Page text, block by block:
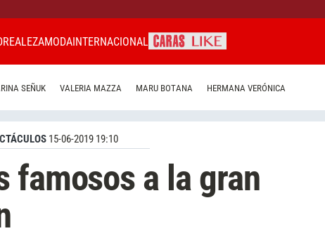
REALEZAMODAINTERNACIONAL
SEÑUK VALERIA MAZZA MARU BOTANA HERMANA VERÓNICA
15-06-2019 19:10
famosos a la gran